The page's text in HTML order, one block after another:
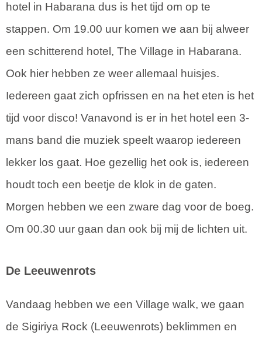
hotel in Habarana dus is het tijd om op te
stappen. Om 19.00 uur komen we aan bij alweer
een schitterend hotel, The Village in Habarana.
Ook hier hebben ze weer allemaal huisjes.
Iedereen gaat zich opfrissen en na het eten is het
tijd voor disco! Vanavond is er in het hotel een 3-
mans band die muziek speelt waarop iedereen
lekker los gaat. Hoe gezellig het ook is, iedereen
houdt toch een beetje de klok in de gaten.
Morgen hebben we een zware dag voor de boeg.
Om 00.30 uur gaan dan ook bij mij de lichten uit.
De Leeuwenrots
Vandaag hebben we een Village walk, we gaan
de Sigiriya Rock (Leeuwenrots) beklimmen en